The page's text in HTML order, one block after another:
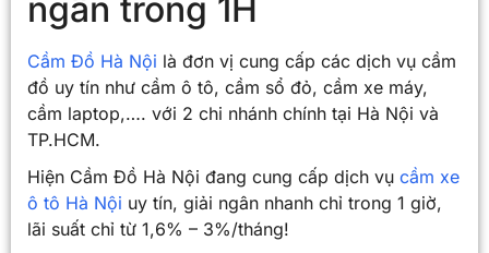
ngân trong 1H
Cầm Đồ Hà Nội là đơn vị cung cấp các dịch vụ cầm
đồ uy tín như cầm ô tô, cầm sổ đỏ, cầm xe máy,
cầm laptop,…. với 2 chi nhánh chính tại Hà Nội và
TP.HCM.
Hiện Cầm Đồ Hà Nội đang cung cấp dịch vụ cầm xe
ô tô Hà Nội uy tín, giải ngân nhanh chỉ trong 1 giờ,
lãi suất chỉ từ 1,6% – 3%/tháng!